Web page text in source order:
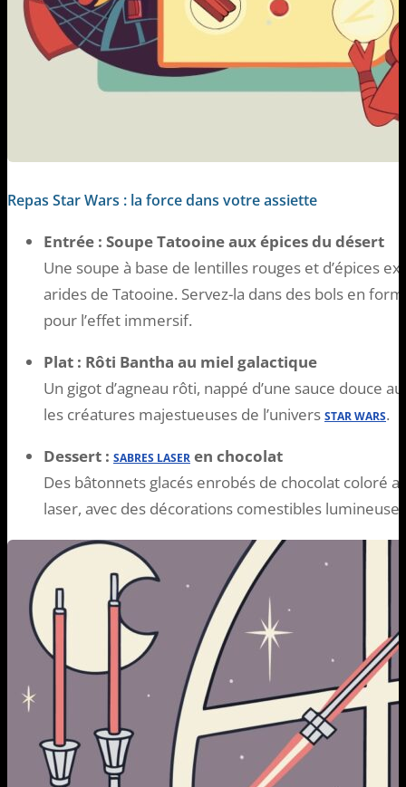
Repas Star Wars : la force dans votre assiette
Entrée : Soupe Tatooine aux épices du désert
Une soupe à base de lentilles rouges et d’épices
arides de Tatooine. Servez-la dans des bols en
pour l’effet immersif.
Plat : Rôti Bantha au miel galactique
Un gigot d’agneau rôti, nappé d’une sauce douce
les créatures majestueuses de l’univers STAR WARS.
Dessert : SABRES LASER en chocolat
Des bâtonnets glacés enrobés de chocolat coloré
laser, avec des décorations comestibles